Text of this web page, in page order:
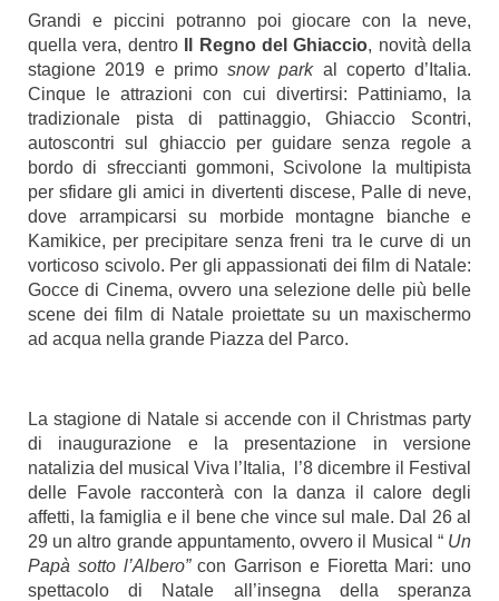
Grandi e piccini potranno poi giocare con la neve,
quella vera, dentro
Il Regno del Ghiaccio, novità della
stagione 2019 e primo snow parkal coperto d’Italia.
Cinque le attrazioni con cui divertirsi: Pattiniamo, la
tradizionale pista di pattinaggio, Ghiaccio Scontri,
autoscontri sul ghiaccio per guidare senza regole a
bordo di sfreccianti gommoni, Scivolone la multipista
per sfidare gli amici in divertenti discese, Palle di neve,
dove arrampicarsi su morbide montagne bianche e
Kamikice, per precipitare senza freni tra le curve di un
vorticoso scivolo. Per gli appassionati dei film di Natale:
Gocce di Cinema, ovvero una selezione delle più belle
scene dei film di Natale proiettate su un maxischermo
ad acqua nella grande Piazza del Parco.
La stagione di Natale si accende con il Christmas party
di inaugurazione e la presentazione in versione
natalizia del musical Viva l’Italia, l’8 dicembre il Festival
delle Favole racconterà con la danza il calore degli
affetti, la famiglia e il bene che vince sul male. Dal 26 al
29 un altro grande appuntamento, ovvero il Musical “ Un
Papà sotto l’Albero”con Garrison e Fioretta Mari: uno
spettacolo di Natale all’insegna della speranza